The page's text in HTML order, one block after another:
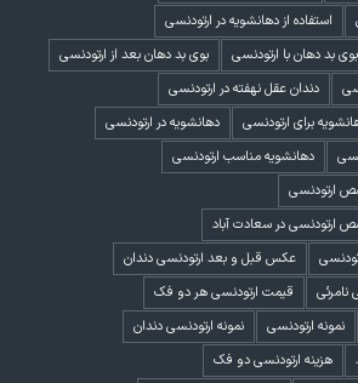
استفاده از دهانشویه در ارتودنسی
بوی بد دهان با ارتودنسی
بوی بد دهان بعد از ارتودنسی
دندان عقل نهفته در ارتودنسی
برای ارتودنسی
دهانشویه در ارتودنسی
دهانشویه مناسب ارتودنسی
ارتودنسی
ارتودنسی در سعادت آباد
عکس قبل و بعد ارتودنسی دندان
قیمت ارتودنسی هر دو فک
نمونه ارتودنسی
نمونه ارتودنسی دندان
هزینه ارتودنسی دو فک